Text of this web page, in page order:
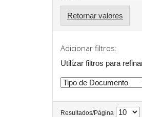
Retornar valores
Adicionar filtros:
Utilizar filtros para
Resultados/Página